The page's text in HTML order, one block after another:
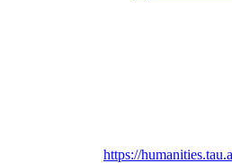
https://